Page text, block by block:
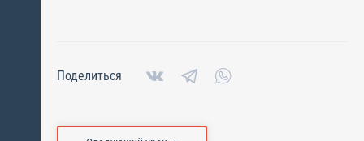
Поделиться